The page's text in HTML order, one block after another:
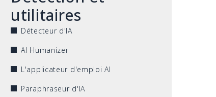
utilitaires
Détecteur d'IA
AI Humanizer
L'applicateur d'emploi AI
Paraphraseur d'IA